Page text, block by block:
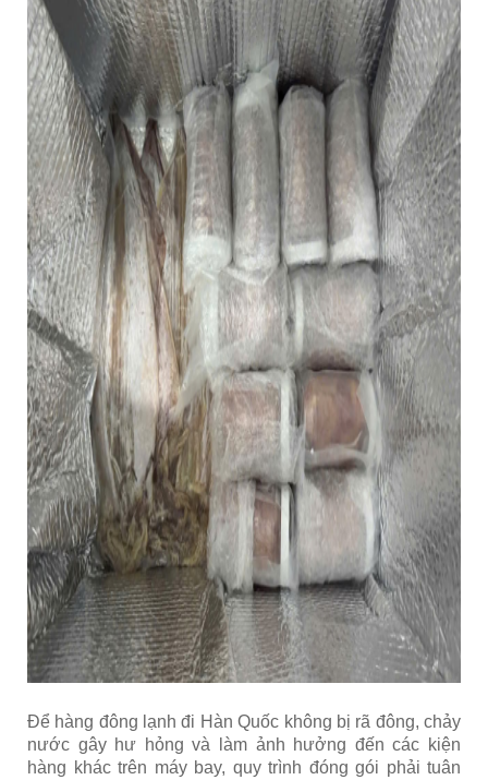
Để hàng đông lạnh đi Hàn Quốc không bị rã đông, chảy
nước gây hư hỏng và làm ảnh hưởng đến các kiện
hàng khác trên máy bay, quy trình đóng gói phải tuân